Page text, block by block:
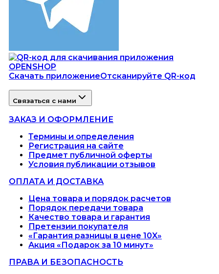
Скачать приложениеОтсканируйте QR-код
Связаться с нами
ЗАКАЗ И ОФОРМЛЕНИЕ
Термины и определения
Регистрация на сайте
Предмет публичной оферты
Условия публикации отзывов
ОПЛАТА И ДОСТАВКА
Цена товара и порядок расчетов
Порядок передачи товара
Качество товара и гарантия
Претензии покупателя
«Гарантия разницы в цене 10X»
Акция «Подарок за 10 минут»
ПРАВА И БЕЗОПАСНОСТЬ